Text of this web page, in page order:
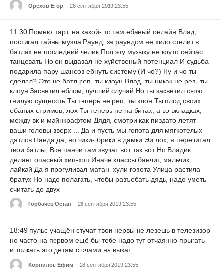
Орехов Егор 28 сентября 2019 23:55
11:30 Помню парт, на какой- то там ебаный онлайн Влад,
постигал тайны музла Раунд, за раундом не хило стелит в
батлах не последний челик Под эту музыку не круто сейчас
танцевать Но он выдавал не хуйственый потенциал И судьба
подарила пару шансов ебнуть систему (И чо?) Ну и чо ты
сделал? Это не батл реп, ты клоун Влад, ты никак не реп, ты
клоун Засветил еблом, лучший случай Но ты засветил свою
гнилую сущность Ты теперь не реп, ты клон Ты плод своих
ебаных стримов, лох Ты теперь не на битах, а во вкладках,
между вк и майнкрафтом Дядя, смотри как пиздато летят
ваши головы вверх ... Да и пусть мы гопота для мягкотелых
дятлов Панда да, но чики- брики в дамки Эй лох, я перечитал
твои батлы, Все панчи там звучат вот так вот Но Владик
делает опасный хип-хоп Иначе классы банчит, мальчик
лайкай Да я прогуливал матан, хули гопота Улица растила
братух Но надо полагать, чтобы разъебать дядь, надо уметь
считать до двух
Горбачёв Остап 28 сентября 2019 23:55
18:49 пульс учащён стучат твои нервы не лезешь в телевизор
но часто на первом ещё бы тебе надо тут отчаянно прыгать
и толкать это детям с очами на выкат.
Корнилов Ефим 28 сентября 2019 23:55